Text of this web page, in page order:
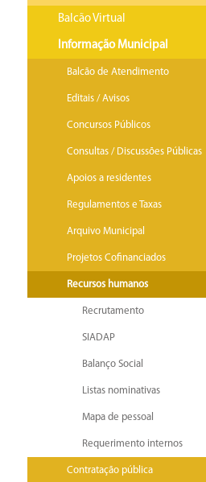
Balcão Virtual
Informação Municipal
Balcão de Atendimento
Editais / Avisos
Concursos Públicos
Consultas / Discussões Públicas
Apoios a residentes
Regulamentos e Taxas
Arquivo Municipal
Projetos Cofinanciados
Recursos humanos
Recrutamento
SIADAP
Balanço Social
Listas nominativas
Mapa de pessoal
Requerimento internos
Contratação pública